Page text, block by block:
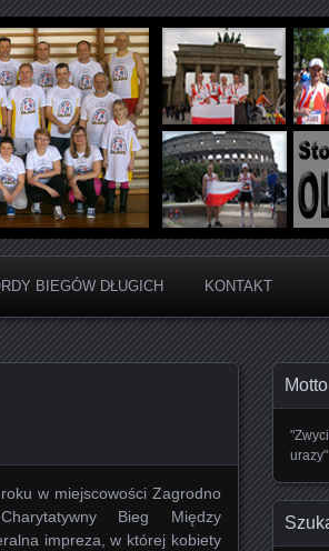
BIEGÓW DŁUGICH KONTAKT
w miejscowości Zagrodno
Bieg Między
impreza, w której kobiety
Motto
urazy"